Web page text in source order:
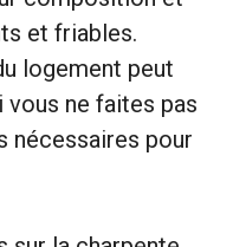
et friables.
logement peut
ne faites pas
nécessaires pour